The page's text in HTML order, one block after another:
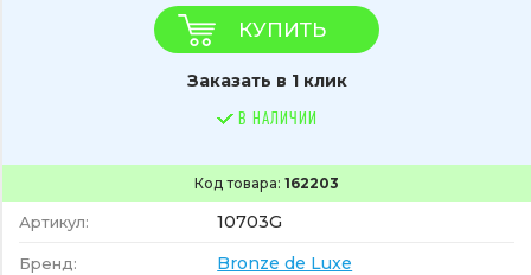
Код товара: 162203
Артикул: 10703G
Бренд: Bronze de Luxe
КУПИТЬ
Заказать в 1 клик
В НАЛИЧИИ